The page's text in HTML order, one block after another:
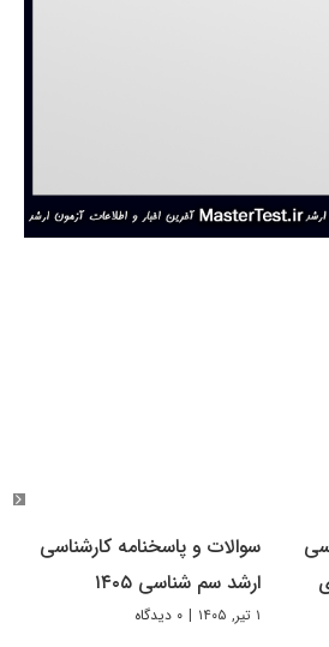
سوالات و پاسخنامه کارشناسی
ارشد سم شناسی ۱۴۰۵
۱ تیر, ۱۴۰۵ | ۰ دیدگاه